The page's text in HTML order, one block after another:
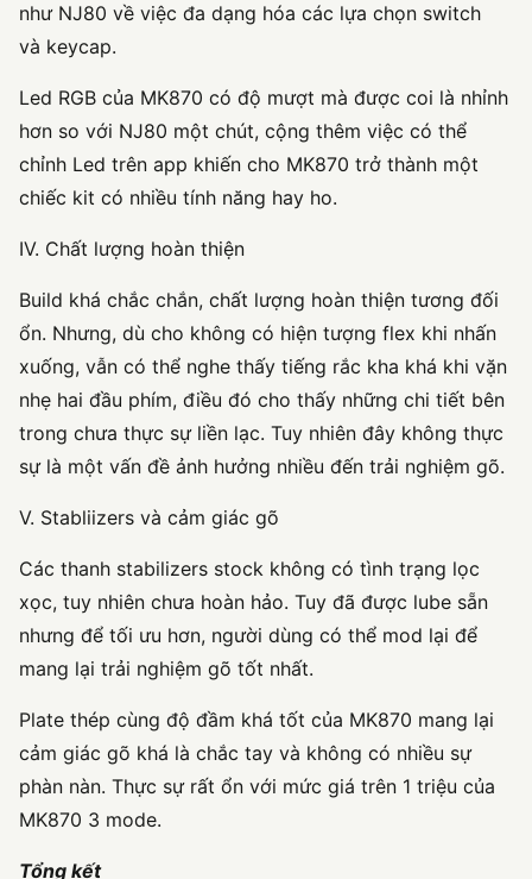
như NJ80 về việc đa dạng hóa các lựa chọn switch
và keycap.
Led RGB của MK870 có độ mượt mà được coi là nhỉnh
hơn so với NJ80 một chút, cộng thêm việc có thể
chỉnh Led trên app khiến cho MK870 trở thành một
chiếc kit có nhiều tính năng hay ho.
IV. Chất lượng hoàn thiện
Build khá chắc chắn, chất lượng hoàn thiện tương đối
ổn. Nhưng, dù cho không có hiện tượng flex khi nhấn
xuống, vẫn có thể nghe thấy tiếng rắc kha khá khi vặn
nhẹ hai đầu phím, điều đó cho thấy những chi tiết bên
trong chưa thực sự liền lạc. Tuy nhiên đây không thực
sự là một vấn đề ảnh hưởng nhiều đến trải nghiệm gõ.
V. Stabliizers và cảm giác gõ
Các thanh stabilizers stock không có tình trạng lọc
xọc, tuy nhiên chưa hoàn hảo. Tuy đã được lube sẵn
nhưng để tối ưu hơn, người dùng có thể mod lại để
mang lại trải nghiệm gõ tốt nhất.
Plate thép cùng độ đầm khá tốt của MK870 mang lại
cảm giác gõ khá là chắc tay và không có nhiều sự
phàn nàn. Thực sự rất ổn với mức giá trên 1 triệu của
MK870 3 mode.
Tổng kết